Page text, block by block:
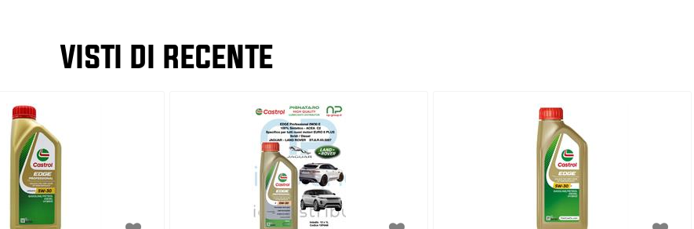
VISTI DI RECENTE